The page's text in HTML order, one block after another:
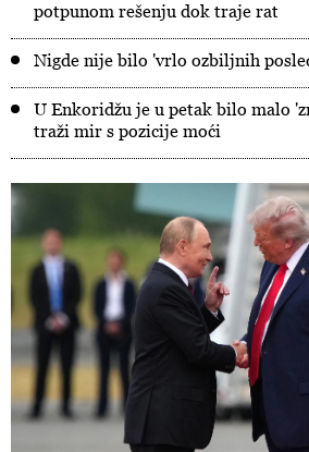
potpunom rešenju dok traje rat
Nigde nije bilo 'vrlo ozbiljnih
U Enkoridžu je u petak bilo malo
traži mir s pozicije moći